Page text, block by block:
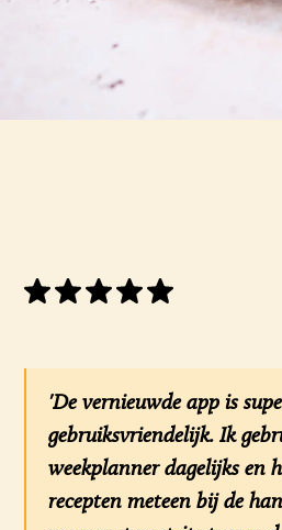
'De vernieuwde app is
gebruiksvriendelijk. Ik
weekplanner dagelijks en
recepten meteen bij de